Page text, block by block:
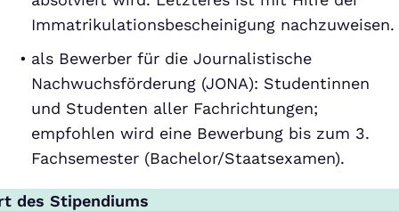
Immatrikulationsbescheinigung nachzuweisen.
als Bewerber für die Journalistische
Nachwuchsförderung (JONA): Studentinnen
und Studenten aller Fachrichtungen;
empfohlen wird eine Bewerbung bis zum 3.
Fachsemester (Bachelor/Staatsexamen).
des Stipendiums